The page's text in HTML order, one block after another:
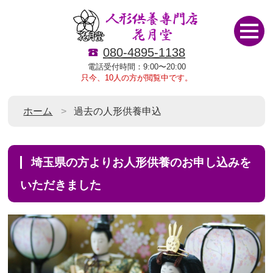
080-4895-1138
電話受付時間：9:00〜20:00
只今、10人の方が閲覧中です。
ホーム 過去の人形供養申込
埼玉県の方よりお人形供養のお申し込みを
いただきました